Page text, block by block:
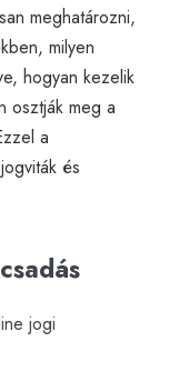
meghatározni,
milyen
hogyan kezelik
osztják meg a
a
és
jogi